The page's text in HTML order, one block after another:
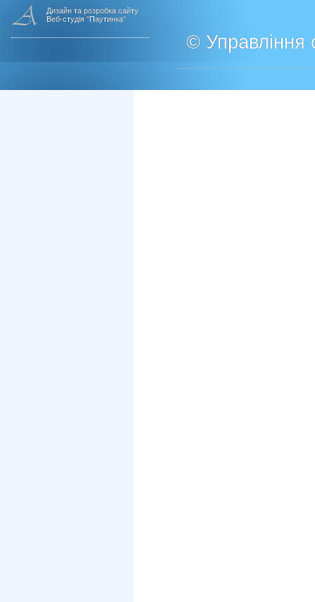
Дизайн та розробка сайту
Веб-студія "Паутинка"
© Управління